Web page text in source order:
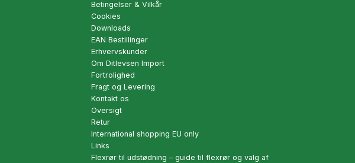
Betingelser & Vilkår
Cookies
Downloads
EAN Bestillinger
Erhvervskunder
Om Ditlevsen Import
Fortrolighed
Fragt og Levering
Kontakt os
Oversigt
Retur
International shopping EU only
Links
Flexrør til udstødning – guide til flexrør og valg af